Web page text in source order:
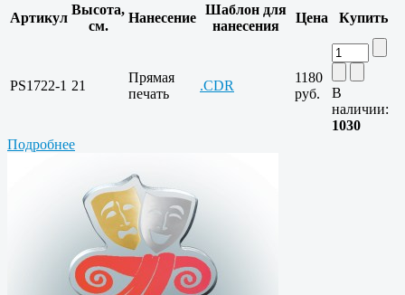
Артикул
Высота,
см.
Нанесение
Шаблон для
нанесения
Цена Купить
PS1722-1 21
Прямая
печать
.CDR
1180
руб.
В
наличии:
1030
Подробнее